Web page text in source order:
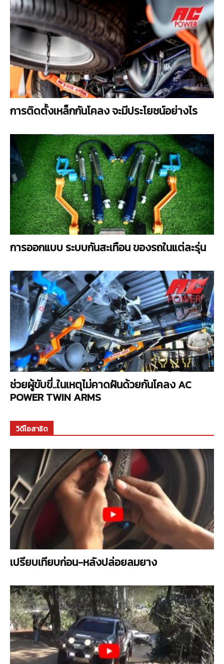
การติดตั้งเหล็กกันโคลง จะมีประโยชน์อย่างไร
การออกแบบ ระบบกันสะเทือน ของรถในแต่ละรุ่น
ช่วยผู้ขับขี่..ในเหตุไม่คาดฝันด้วยกันโคลง AC
POWER TWIN ARMS
วิดีโอสาธิต
เปรียบเทียบก่อน-หลังปล่อยลมยาง